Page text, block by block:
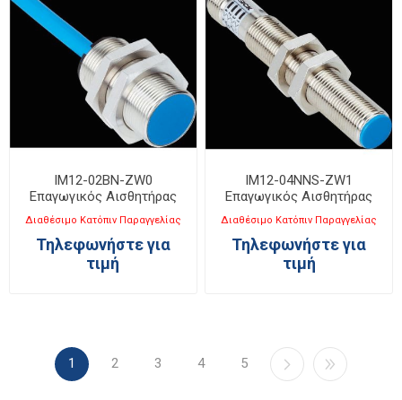
IM12-02BN-ZW0
Επαγωγικός Αισθητήρας
M12 NAMUR
Διαθέσιμο Κατόπιν Παραγγελίας
Τηλεφωνήστε για
τιμή
IM12-04NNS-ZW1
Επαγωγικός Αισθητήρας
M12 NPN-NO
Διαθέσιμο Κατόπιν Παραγγελίας
Τηλεφωνήστε για
τιμή
1 2 3 4 5